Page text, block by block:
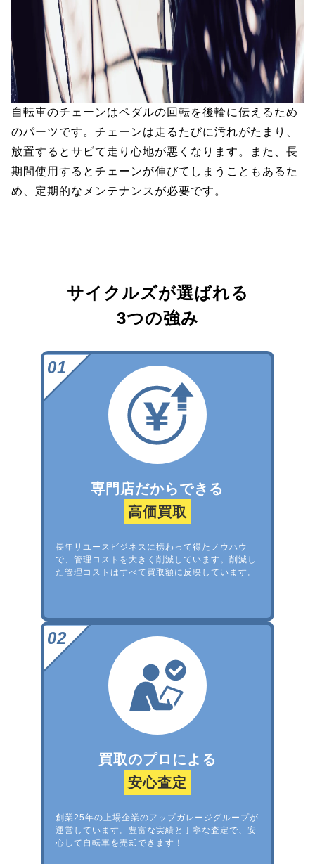
自転車のチェーンはペダルの回転を後輪に伝えるため
のパーツです。チェーンは走るたびに汚れがたまり、
放置するとサビて走り心地が悪くなります。また、長
期間使用するとチェーンが伸びてしまうこともあるた
め、定期的なメンテナンスが必要です。
サイクルズが選ばれる
3つの強み
専門店だからできる
高価買取
長年リユースビジネスに携わって得たノウハウ
で、管理コストを大きく削減しています。削減し
た管理コストはすべて買取額に反映しています。
買取のプロによる
安心査定
創業25年の上場企業のアップガレージグループが
運営しています。豊富な実績と丁寧な査定で、安
心して自転車を売却できます！